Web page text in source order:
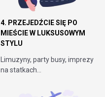
4. PRZEJEDŹCIE SIĘ PO
MIEŚCIE W LUKSUSOWYM
STYLU
Limuzyny, party busy, imprezy
na statkach…